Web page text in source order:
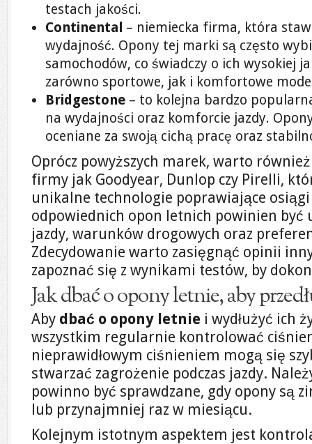
testach jakości.
Continental – niemiecka firma, która
wydajność. Opony tej marki są często
samochodów, co świadczy o ich wysokiej
zarówno sportowe, jak i komfortowe
Bridgestone – to kolejna bardzo
na wydajności oraz komforcie jazdy.
oceniane za swoją cichą pracę oraz
Oprócz powyższych marek, warto
firmy jak Goodyear, Dunlop czy Pirelli,
unikalne technologie poprawiające
odpowiednich opon letnich powinien być
jazdy, warunków drogowych oraz
Zdecydowanie warto zasięgnąć opinii
zapoznać się z wynikami testów, by
Jak dbać o opony letnie, aby
Aby dbać o opony letnie i wydłużyć ich
wszystkim regularnie kontrolować
nieprawidłowym ciśnieniem mogą się
stwarzać zagrożenie podczas jazdy.
powinno być sprawdzane, gdy opony są
lub przynajmniej raz w miesiącu.
Kolejnym istotnym aspektem jest